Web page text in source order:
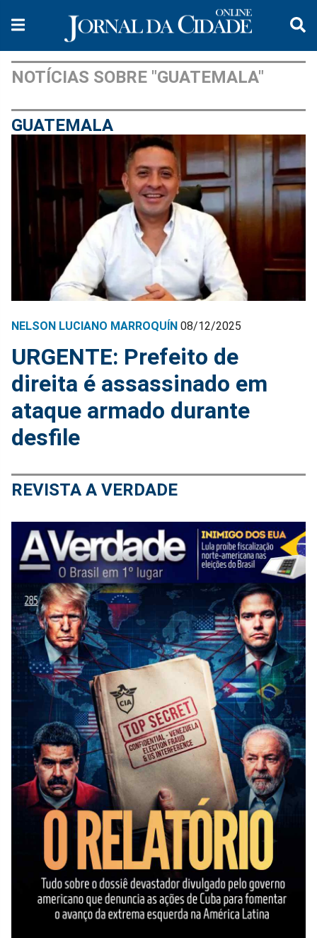
NOTÍCIAS SOBRE "GUATEMALA"
GUATEMALA
NELSON LUCIANO MARROQUÍN 08/12/2025
URGENTE: Prefeito de
direita é assassinado em
ataque armado durante
desfile
REVISTA A VERDADE